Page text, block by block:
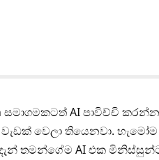
AI පාවිච්චි
වෙලා තියෙනවා.
දැන් තමන්ගේම AI එක